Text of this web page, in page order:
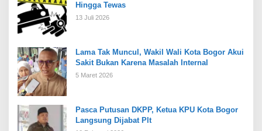
Hingga Tewas
13 Juli 2026
Lama Tak Muncul, Wakil Wali Kota Bogor Akui
Sakit Bukan Karena Masalah Internal
5 Maret 2026
Pasca Putusan DKPP, Ketua KPU Kota Bogor
Langsung Dijabat Plt